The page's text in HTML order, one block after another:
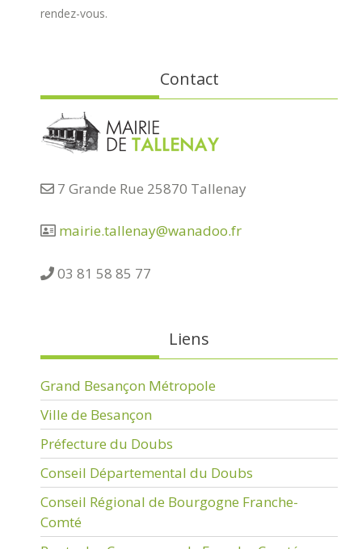
rendez-vous.
Contact
7 Grande Rue 25870 Tallenay
mairie.tallenay@wanadoo.fr
03 81 58 85 77
Liens
Grand Besançon Métropole
Ville de Besançon
Préfecture du Doubs
Conseil Départemental du Doubs
Conseil Régional de Bourgogne Franche-
Comté